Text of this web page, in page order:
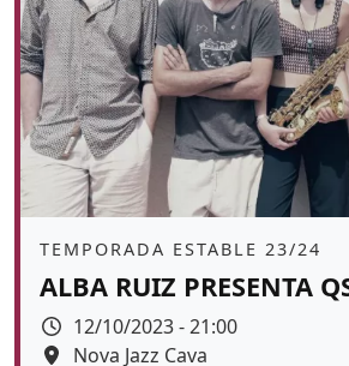
Àmbit
TEMPORADA ESTABLE 23/24
ALBA RUIZ PRESENTA
Data
12/10/2023 - 21:00
Espai
Nova Jazz Cava